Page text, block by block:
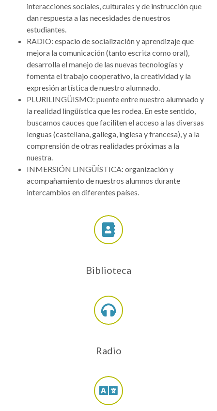
interacciones sociales, culturales y de instrucción que
dan respuesta a las necesidades de nuestros
estudiantes.
RADIO: espacio de socialización y aprendizaje que
mejora la comunicación (tanto escrita como oral),
desarrolla el manejo de las nuevas tecnologías y
fomenta el trabajo cooperativo, la creatividad y la
expresión artística de nuestro alumnado.
PLURILINGÜISMO: puente entre nuestro alumnado y
la realidad lingüística que les rodea. En este sentido,
buscamos cauces que faciliten el acceso a las diversas
lenguas (castellana, gallega, inglesa y francesa), y a la
comprensión de otras realidades próximas a la
nuestra.
INMERSIÓN LINGÜÍSTICA: organización y
acompañamiento de nuestros alumnos durante
intercambios en diferentes países.
Biblioteca
Radio